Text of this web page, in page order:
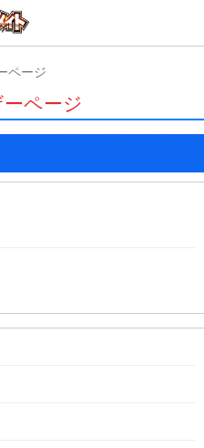
ページ
ページ